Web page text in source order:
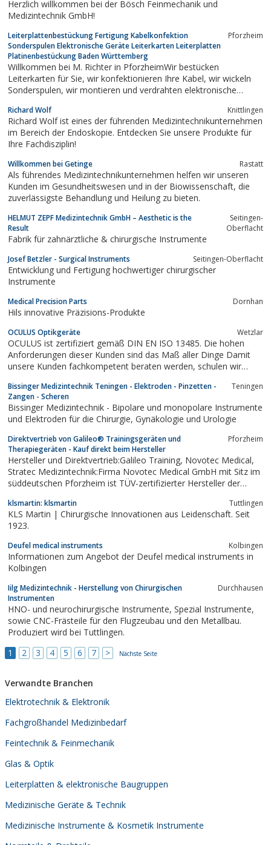
Herzlich willkommen bei der Bösch Feinmechanik und
Medizintechnik GmbH!
Leiterplattenbestückung Fertigung Kabelkonfektion
Sonderspulen Elektronische Geräte Leiterkarten Leiterplatten
Platinenbestückung Baden Württemberg
Pforzheim
Willkommen bei M. Richter in PforzheimWir bestücken
Leiterkarten für Sie, wir konfektionieren Ihre Kabel, wir wickeln
Sonderspulen, wir montieren und verdrahten elektronische
oder weltweit.
Richard Wolf Knittlingen
Richard Wolf ist eines der führenden Medizintechnikunternehmen
im Bereich der Endoskopie. Entdecken Sie unsere Produkte für
Ihre Fachdisziplin!
Willkommen bei Getinge Rastatt
Als führendes Medizintechnikunternehmen helfen wir unseren
Kunden im Gesundheitswesen und in der Biowissenschaft, die
zuverlässigste Behandlung und Heilung zu bieten.
HELMUT ZEPF Medizintechnik GmbH – Aesthetic is the
Result
Seitingen-
Oberflacht
Fabrik für zahnärztliche & chirurgische Instrumente
Josef Betzler - Surgical Instruments Seitingen-Oberflacht
Entwicklung und Fertigung hochwertiger chirurgischer
Instrumente
Medical Precision Parts Dornhan
Hils innovative Präzisions-Produkte
OCULUS Optikgeräte Wetzlar
OCULUS ist zertifiziert gemäß DIN EN ISO 13485. Die hohen
Anforderungen dieser Kunden sind das Maß aller Dinge Damit
unsere Kunden fachkompetent beraten werden, schulen wir
Produkte durch Fachhändler vor Ort angeboten. Für unsere
Anwender bieten wir Seminare und...
Bissinger Medizintechnik Teningen - Elektroden - Pinzetten -
Zangen - Scheren
Teningen
Bissinger Medizintechnik - Bipolare und monopolare Instrumente
und Elektroden für die Chirurgie, Gynäkologie und Urologie
Direktvertrieb von Galileo® Trainingsgeräten und
Therapiegeräten - Kauf direkt beim Hersteller
Pforzheim
Hersteller und Direktvertrieb:Galileo Training, Novotec Medical,
Stratec Medizintechnik:Firma Novotec Medical GmbH mit Sitz im
süddeutschen Pforzheim ist TÜV-zertifizierter Hersteller der
Leonardo Mechanography.Angeboten werden im Direktvertrieb...
klsmartin: klsmartin Tuttlingen
KLS Martin | Chirurgische Innovationen aus Leidenschaft. Seit
1923.
Deufel medical instruments Kolbingen
Informationen zum Angebot der Deufel medical instruments in
Kolbingen
Iilg Medizintechnik - Herstellung von Chirurgischen
Instrumenten
Durchhausen
HNO- und neurochirurgische Instrumente, Spezial Instrumente,
sowie CNC-Frästeile für den Flugzeubau und den Metallbau.
Produziert wird bei Tuttlingen.
1
2 3 4 5 6 7 > Nächste Seite
Verwandte Branchen
Elektrotechnik & Elektronik
Fachgroßhandel Medizinbedarf
Feintechnik & Feinmechanik
Glas & Optik
Leiterplatten & elektronische Baugruppen
Medizinische Geräte & Technik
Medizinische Instrumente & Kosmetik Instrumente